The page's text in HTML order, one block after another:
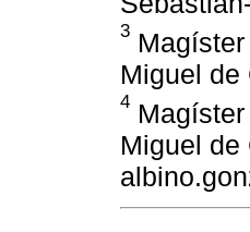
3
Miguel de
4
Miguel de